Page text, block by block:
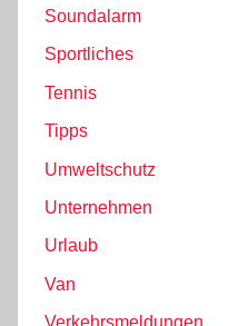
Soundalarm
Sportliches
Tennis
Tipps
Umweltschutz
Unternehmen
Urlaub
Van
Verkehrsmeldungen